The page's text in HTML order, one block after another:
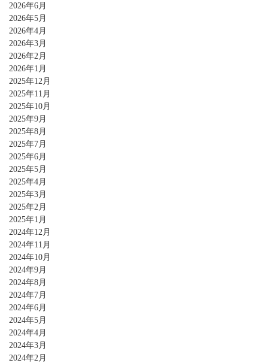
2026年6月
2026年5月
2026年4月
2026年3月
2026年2月
2026年1月
2025年12月
2025年11月
2025年10月
2025年9月
2025年8月
2025年7月
2025年6月
2025年5月
2025年4月
2025年3月
2025年2月
2025年1月
2024年12月
2024年11月
2024年10月
2024年9月
2024年8月
2024年7月
2024年6月
2024年5月
2024年4月
2024年3月
2024年2月